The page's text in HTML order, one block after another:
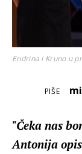
Endrina i Kruno u
PIŠE
"Čeka nas
Antonija